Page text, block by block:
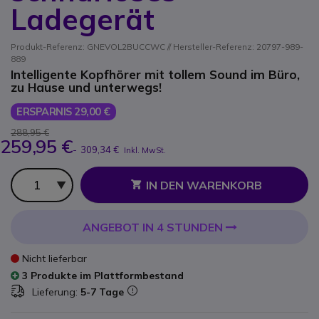
Ladegerät
Produkt-Referenz: GNEVOL2BUCCWC // Hersteller-Referenz: 20797-989-
889
Intelligente Kopfhörer mit tollem Sound im Büro,
zu Hause und unterwegs!
ERSPARNIS 29,00 €
288,95 €
259,95 €- 309,34 € Inkl. MwSt.
Anzahl
IN DEN WARENKORB
ANGEBOT IN 4 STUNDEN
Nicht lieferbar
3 Produkte im Plattformbestand
Lieferung: 5-7 Tage